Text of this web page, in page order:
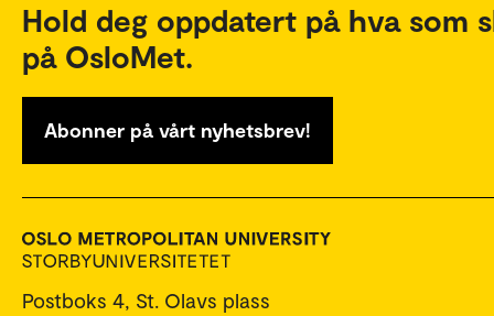
Hold deg oppdatert på hva som
på OsloMet.
Abonner på vårt nyhetsbrev!
Postboks 4, St. Olavs plass